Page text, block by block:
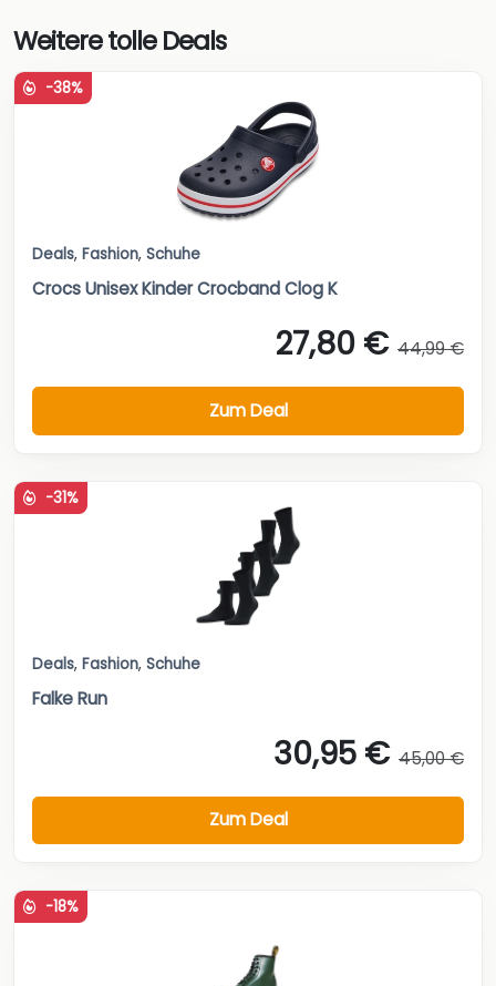
Weitere tolle Deals
-38%
Deals, Fashion, Schuhe
Crocs Unisex Kinder Crocband Clog K
27,80 € 44,99 €
Zum Deal
-31%
Deals, Fashion, Schuhe
Falke Run
30,95 € 45,00 €
Zum Deal
-18%